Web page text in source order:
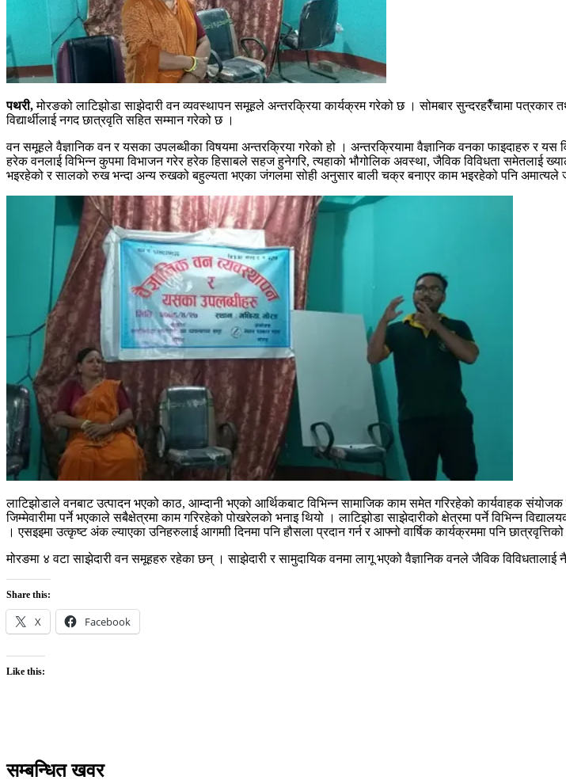
पथरी,मोरङको लाटिझोडा साझेदारी वन व्यवस्थापन समूहले अन्तरक्रिया कार्यक्रम गरेको छ । सोमबार सुन्दरहरैँचामा
विद्यार्थीलाई नगद छात्रवृति सहित सम्मान गरेको छ ।
वन समूहले वैज्ञानिक वन र यसका उपलब्धीका विषयमा अन्तरक्रिया गरेको हो । अन्तरक्रियामा वैज्ञानिक वनका फाइदाहरु र
हरेक वनलाई विभिन्न कुपमा विभाजन गरेर हरेक हिसाबले सहज हुनेगरि, त्यहाको भौगोलिक अवस्था, जैविक विविधता समेतलाई
भइरहेको र सालको रुख भन्दा अन्य रुखको बहुल्यता भएका जंगलमा सोही अनुसार बाली चक्र बनाएर काम भइरहेको पनि अमात्यले
लाटिझोडाले वनबाट उत्पादन भएको काठ, आम्दानी भएको आर्थिकबाट विभिन्न सामाजिक काम समेत गरिरहेको कार्यवाहक
जिम्मेवारीमा पर्ने भएकाले सबैक्षेत्रमा काम गरिरहेको पोखरेलको भनाइ थियो । लाटिझोडा साझेदारीको क्षेत्रमा पर्ने विभिन्न
। एसइइमा उत्कृष्ट अंक ल्याएका उनिहरुलाई आगमाी दिनमा पनि हौसला प्रदान गर्न र आफ्नो वार्षिक कार्यक्रममा पनि
मोरङमा ४ वटा साझेदारी वन समूहहरु रहेका छन् । साझेदारी र सामुदायिक वनमा लागू भएको वैज्ञानिक वनले जैविक
Share this:
X Facebook
Like this:
सम्बन्धित खवर